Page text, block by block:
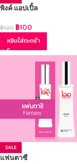
พิงค์ แอปเปิ้ล
฿120 ฿100
หยิบใส่ตะกร้า
SALE
แฟนตาซี